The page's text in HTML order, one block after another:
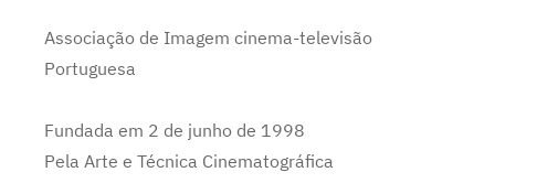
Associação de Imagem cinema-televisão
Portuguesa
Fundada em 2 de junho de 1998
Pela Arte e Técnica Cinematográfica